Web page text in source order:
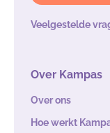
Veelgestelde
Over Kampas
Over ons
Hoe werkt